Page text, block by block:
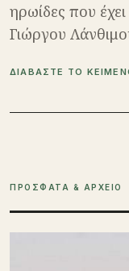
ηρωίδες που έχει
Γιώργου
ΔΙΑΒΑΣΤΕ ΤΟ
ΠΡΟΣΦΑΤΑ & ΑΡΧΕΙΟ